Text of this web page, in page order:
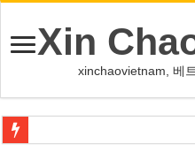
Xin
xinchaovietnam, 베